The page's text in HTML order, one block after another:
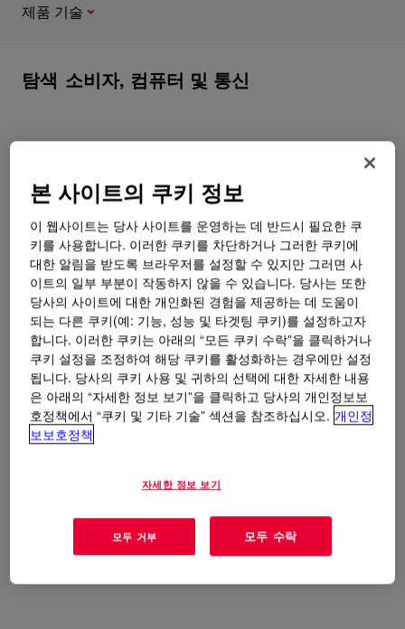
제품 기술
탐색 소비자, 컴퓨터 및 통신
본 사이트의 쿠키 정보
이 웹사이트는 당사 사이트를 운영하는 데 반드시 필요한 쿠
키를 사용합니다. 이러한 쿠키를 차단하거나 그러한 쿠키에
대한 알림을 받도록 브라우저를 설정할 수 있지만 그러면 사
이트의 일부 부분이 작동하지 않을 수 있습니다. 당사는 또한
당사의 사이트에 대한 개인화된 경험을 제공하는 데 도움이
되는 다른 쿠키(예: 기능, 성능 및 타겟팅 쿠키)를 설정하고자
합니다. 이러한 쿠키는 아래의 “모든 쿠키 수락”을 클릭하거나
쿠키 설정을 조정하여 해당 쿠키를 활성화하는 경우에만 설정
됩니다. 당사의 쿠키 사용 및 귀하의 선택에 대한 자세한 내용
은 아래의 “자세한 정보 보기”을 클릭하고 당사의 개인정보보
호정책에서 “쿠키 및 기타 기술” 섹션을 참조하십시오. 개인정
보보호정책
자세한 정보 보기
모두 거부 모두 수락